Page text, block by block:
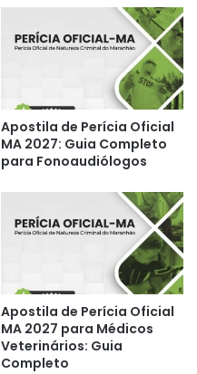
Apostila de Perícia Oficial
MA 2027: Guia Completo
para Fonoaudiólogos
Apostila de Perícia Oficial
MA 2027 para Médicos
Veterinários: Guia
Completo